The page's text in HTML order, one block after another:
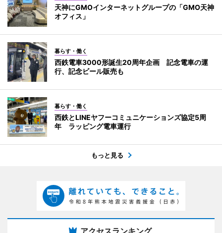
天神にGMOインターネットグループの「GMO天神
オフィス」
暮らす・働く
西鉄電車3000形誕生20周年企画 記念電車の運
行、記念ビール販売も
暮らす・働く
西鉄とLINEヤフーコミュニケーションズ協定5周
年 ラッピング電車運行
もっと見る
アクセスランキング